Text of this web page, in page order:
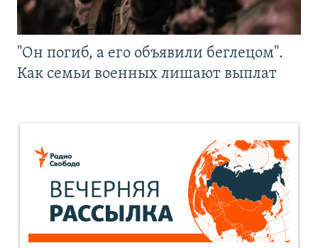
"Он погиб, а его объявили беглецом".
Как семьи военных лишают выплат